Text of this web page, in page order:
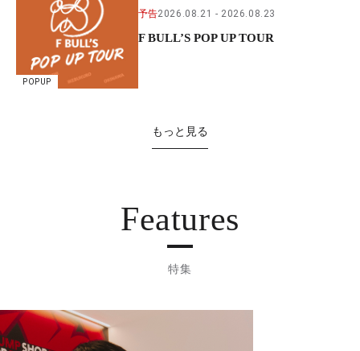
POPUP
予告2026.08.21 2026.08.23
F BULL’S POP UP TOUR
もっと見る
Features
特集